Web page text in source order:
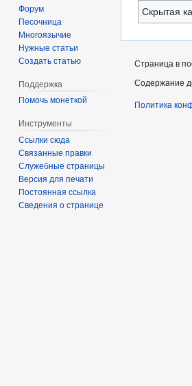
Скрытая
Форум
Песочница
Многоязычие
Нужные статьи
Создать статью
Поддержка
Помочь монеткой
Инструменты
Ссылки сюда
Связанные правки
Служебные страницы
Версия для печати
Постоянная ссылка
Сведения о странице
Страница в
Содержание
Политика